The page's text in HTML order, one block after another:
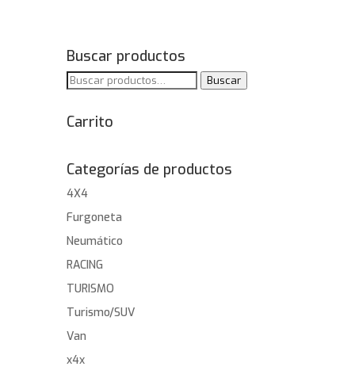
Buscar productos
Buscar
Buscar
Carrito
Categorías de productos
4X4
Furgoneta
Neumático
RACING
TURISMO
Turismo/SUV
Van
x4x